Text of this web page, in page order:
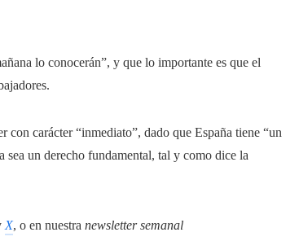
lo conocerán”, y que lo importante es que el
carácter “inmediato”, dado que España tiene “un
un derecho fundamental, tal y como dice la
X, o en nuestra newsletter semanal